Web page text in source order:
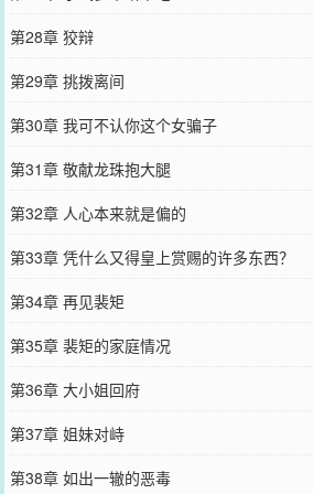
第28章 狡辩
第29章 挑拨离间
第30章 我可不认你这个女骗子
第31章 敬献龙珠抱大腿
第32章 人心本来就是偏的
第33章 凭什么又得皇上赏赐的许多东西？
第34章 再见裴矩
第35章 裴矩的家庭情况
第36章 大小姐回府
第37章 姐妹对峙
第38章 如出一辙的恶毒